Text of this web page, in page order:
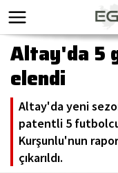
Altay'da 5
elendi
Altay'da yeni
patentli 5
Kurşunlu'nun
çıkarıldı.